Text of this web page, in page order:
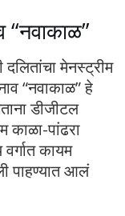
“नवाकाळ”
दलितांचा मेनस्ट्रीम
“नवाकाळ” हे
डीजीटल
काळा-पांढरा
कायम
पाहण्यात आलं